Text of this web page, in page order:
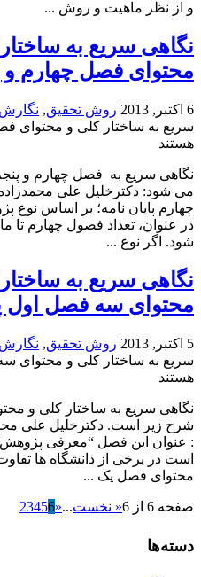
و از نظر ماهيت و روش ...
نگاهی سریع به
محتوای فصل چهارم و
6 اکتبر, 2013 روش تحقیق, نگارش
سریع به ساختار کلی و محتوای
هستند
نگاهی سریع به فصل چهارم و
می شود: دکترخلیل علی
چهارم پایان نامه؛ بر اساس نوع
در عنوان، تعداد فصول چهارم تا
شود. اگر نوع ...
نگاهی سریع به
محتوای سه فصل اول
5 اکتبر, 2013 روش تحقیق, نگارش
سریع به ساختار کلی و محتوای
هستند
نگاهی سریع به ساختار کلی و
شرح زیر است. دکترخلیل علی
: عنوان این فصل “معرفی
است در برخی از دانشگاه ها
محتوای فصل یک ...
صفحه 6 از 6 « نخست...
«
23456
دسته‌ها